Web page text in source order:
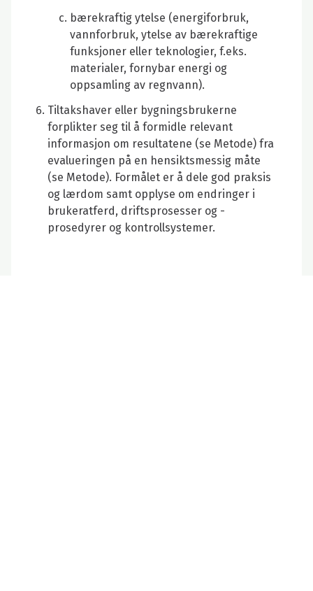
bærekraftig ytelse (energiforbruk,
vannforbruk, ytelse av bærekraftige
funksjoner eller teknologier, f.eks.
materialer, fornybar energi og
oppsamling av regnvann).
Tiltakshaver eller bygningsbrukerne
forplikter seg til å formidle relevant
informasjon om resultatene (se Metode) fra
evalueringen på en hensiktsmessig måte
(se Metode). Formålet er å dele god praksis
og lærdom samt opplyse om endringer i
brukeratferd, driftsprosesser og -
prosedyrer og kontrollsystemer.